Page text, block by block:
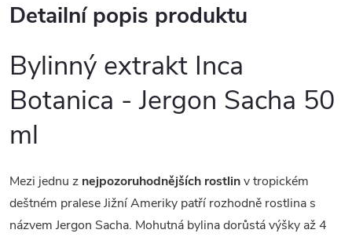
Detailní popis produktu
Bylinný extrakt Inca
Botanica - Jergon Sacha 50
ml
Mezi jednu z nejpozoruhodnějších rostlinv tropickém
deštném pralese Jižní Ameriky patří rozhodně rostlina s
názvem Jergon Sacha. Mohutná bylina dorůstá výšky až 4